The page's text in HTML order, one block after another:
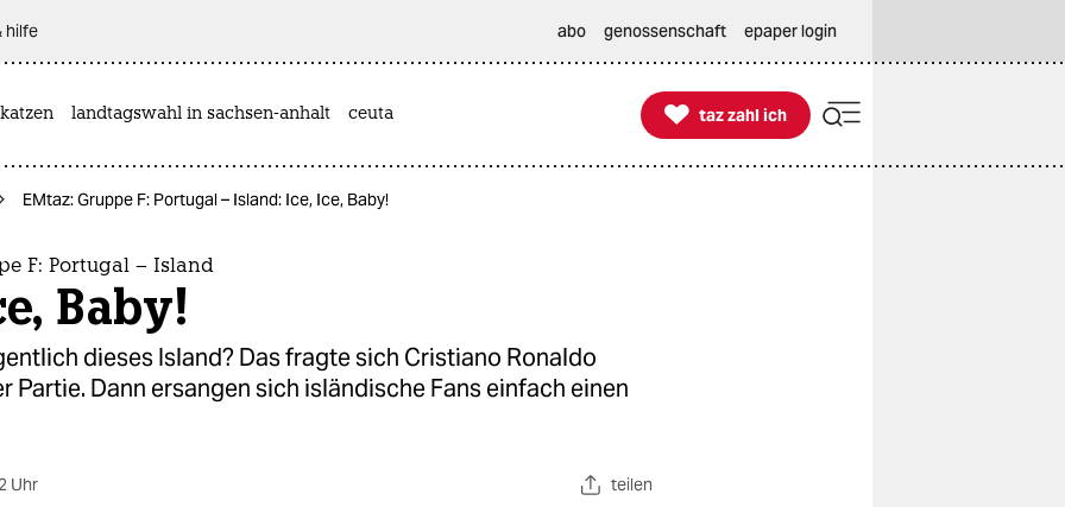
hilfe abo genossenschaft epaper login
katzen landtagswahl in sachsen-anhalt ceuta 
taz zahl ich
taz zahl ich
EMtaz: Gruppe F: Portugal – Island: Ice, Ice, Baby!
F: Portugal – Island
Baby!
dieses Island? Das fragte sich Cristiano Ronaldo
Partie. Dann ersangen sich isländische Fans einfach einen
Uhr teilen